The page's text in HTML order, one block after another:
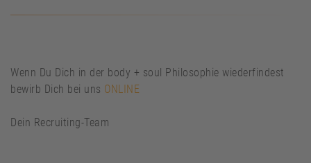
Wenn Du Dich in der body + soul Philosophie wiederfindest
bewirb Dich bei uns ONLINE
Dein Recruiting-Team